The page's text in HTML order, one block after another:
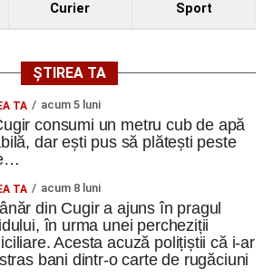
Curier Sport
ȘTIREA TA
TA acum 5 luni
consumi un metru cub de apă
dar ești pus să plătești peste
TA acum 8 luni
din Cugir a ajuns în pragul
în urma unei percheziții
Acesta acuză polițiștii că i-ar
bani dintr-o carte de rugăciuni